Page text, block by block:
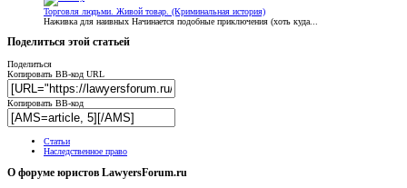
Торговля людьми. Живой товар. (Криминальная история)
Наживка для наивных Начинается подобные приключения (хоть куда...
Поделиться этой статьей
Поделиться
Копировать BB-код URL
Копировать BB-код
Статьи
Наследственное право
О форуме юристов LawyersForum.ru